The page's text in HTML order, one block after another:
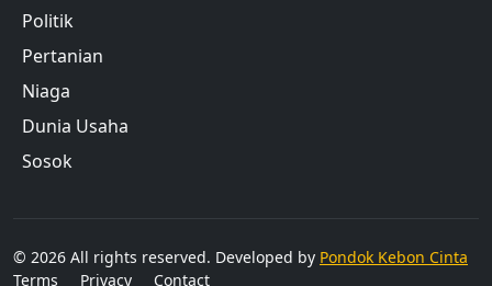
Politik
Pertanian
Niaga
Dunia Usaha
Sosok
© 2026 All rights reserved. Developed by Pondok Kebon Cinta
Terms
Privacy Contact